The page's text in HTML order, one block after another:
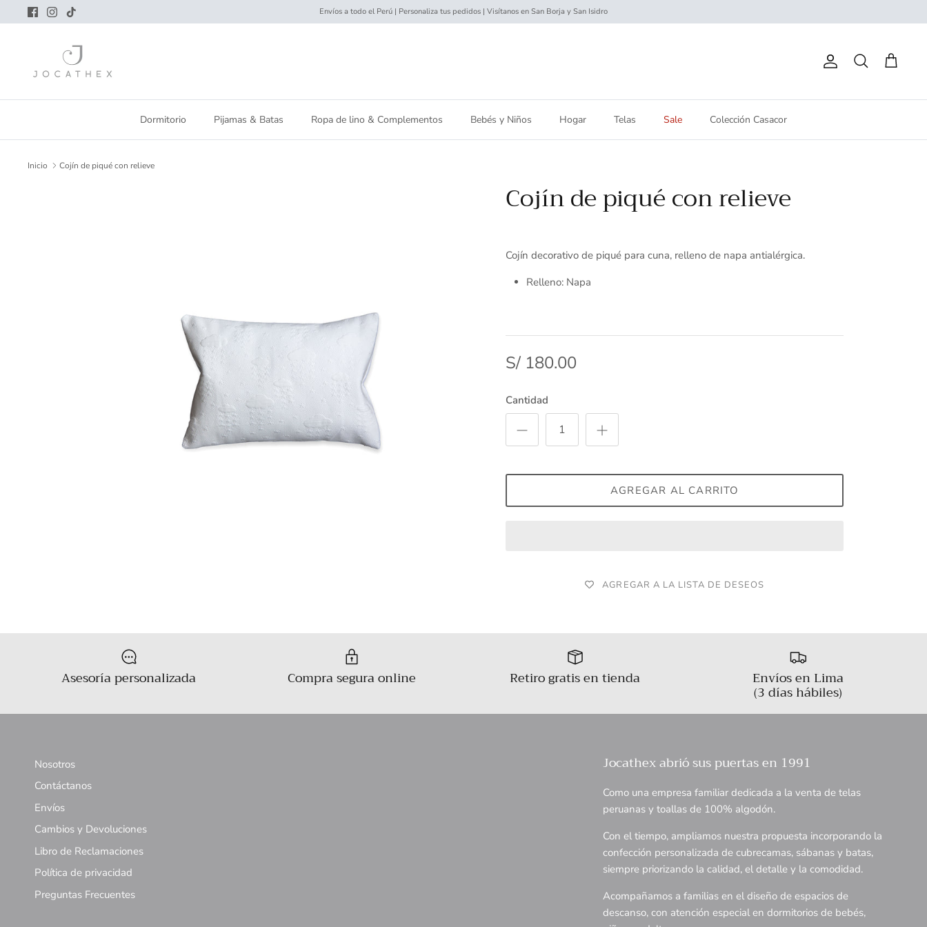
al
Envíos a todo el Perú | Personaliza tus pedidos | Visítanos en San Borja y San Isidro
CuentaBuscar Carrito
Dormitorio Pijamas & Batas Ropa de lino & Complementos Bebés y Niños Hogar Telas Sale Colección Casacor
Inicio Cojín de piqué con relieve
Cojín de piqué con relieve
Cojín decorativo de piqué para cuna, relleno de napa antialérgica.
Relleno: Napa
S/ 180.00
Cantidad
AGREGAR AL CARRITO
AGREGAR A LA LISTA DE DESEOS
Asesoría personalizada Compra segura online Retiro gratis en tienda Envíos en Lima
(3 días hábiles)
Nosotros
Contáctanos
Envíos
Cambios y Devoluciones
Libro de Reclamaciones
Política de privacidad
Preguntas Frecuentes
Jocathex abrió sus puertas en 1991
Como una empresa familiar dedicada a la venta de telas
peruanas y toallas de 100% algodón.
Con el tiempo, ampliamos nuestra propuesta incorporando la
confección personalizada de cubrecamas, sábanas y batas,
siempre priorizando la calidad, el detalle y la comodidad.
Acompañamos a familias en el diseño de espacios de
descanso, con atención especial en dormitorios de bebés,